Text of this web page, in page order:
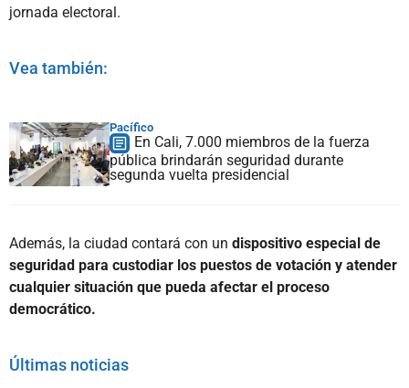
jornada electoral.
Vea también:
Pacífico
En Cali, 7.000 miembros de la fuerza
pública brindarán seguridad durante
segunda vuelta presidencial
Además, la ciudad contará con un dispositivo especial de
seguridad para custodiar los puestos de votación y atender
cualquier situación que pueda afectar el proceso
democrático.
Últimas noticias